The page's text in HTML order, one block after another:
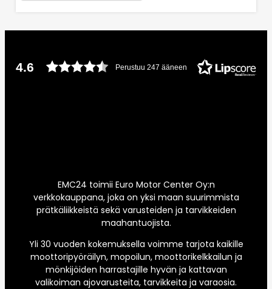
4.6 Perustuu 247 ääneen
EMC24 toimii Euro Motor Center Oy:n
verkkokauppana, joka on yksi maan suurimmista
prätkäliikkeistä sekä varusteiden ja tarvikkeiden
maahantuojista.
Yli 30 vuoden kokemuksella voimme tarjota kaikille
moottoripyöräilyn, mopoilun, moottorikelkkailun ja
mönkijöiden harrastajille hyvän ja kattavan
valikoiman ajovarusteita, tarvikkeita ja varaosia.